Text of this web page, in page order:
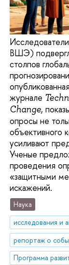
ВШЭ)
столпов
журнале
Change,
опросы не
объективного
усиливают
Ученые
проведения
«защитными
искажений.
Наука
исследования и
репортаж о
Программа